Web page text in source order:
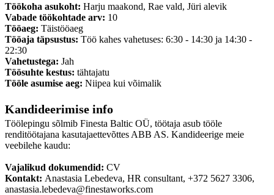
Töökoha asukoht: Harju maakond, Rae vald, Jüri alevik
Vabade töökohtade arv: 10
Tööaeg: Täistööaeg
Tööaja täpsustus: Töö kahes vahetuses: 6:30 - 14:30 ja 14:30 -
22:30
Vahetustega: Jah
Töösuhte kestus: tähtajatu
Tööle asumise aeg: Niipea kui võimalik
Kandideerimise info
Töölepingu sõlmib Finesta Baltic OÜ, töötaja asub tööle
renditöötajana kasutajaettevõttes ABB AS. Kandideerige meie
veebilehe kaudu:
Vajalikud dokumendid: CV
Kontakt: Anastasia Lebedeva, HR consultant, +372 5627 3306,
anastasia.lebedeva@finestaworks.com